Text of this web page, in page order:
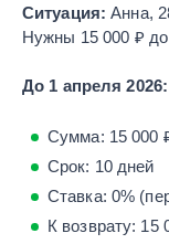
Ситуация: Анна,
Нужны 15 000 ₽
До 1 апреля 2026:
Сумма: 15 000
Срок: 10 дней
Ставка: 0%
К возврату: 15